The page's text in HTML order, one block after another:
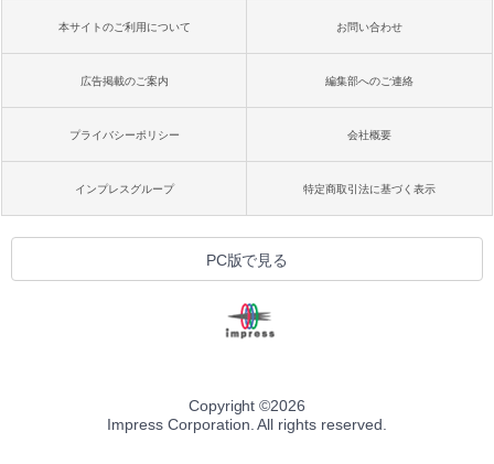
本サイトのご利用について お問い合わせ
広告掲載のご案内 編集部へのご連絡
プライバシーポリシー 会社概要
インプレスグループ 特定商取引法に基づく表示
PC版で見る
Copyright ©2026
Impress Corporation. All rights reserved.